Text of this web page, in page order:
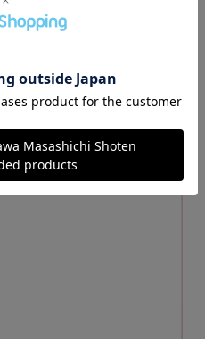
カートに入れる